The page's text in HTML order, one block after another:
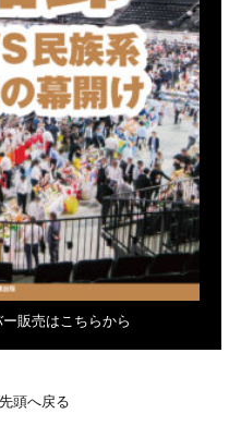
販売はこちらから
頭へ戻る